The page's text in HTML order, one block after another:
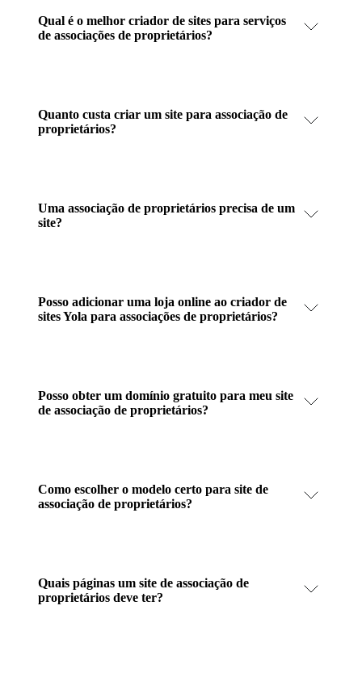
Qual é o melhor criador de sites para serviços
de associações de proprietários?
Quanto custa criar um site para associação de
proprietários?
Uma associação de proprietários precisa de um
site?
Posso adicionar uma loja online ao criador de
sites Yola para associações de proprietários?
Posso obter um domínio gratuito para meu site
de associação de proprietários?
Como escolher o modelo certo para site de
associação de proprietários?
Quais páginas um site de associação de
proprietários deve ter?